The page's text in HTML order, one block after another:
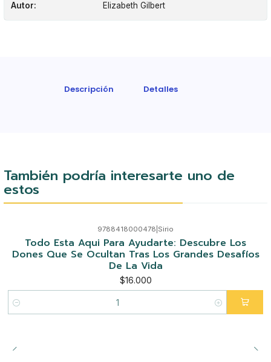
Autor: Elizabeth Gilbert
Descripción Detalles
También podría interesarte uno de
estos
9788418000478 Sirio
Todo Esta Aqui Para Ayudarte: Descubre Los
Dones Que Se Ocultan Tras Los Grandes Desafíos
De La Vida
$16.000
Cantidad